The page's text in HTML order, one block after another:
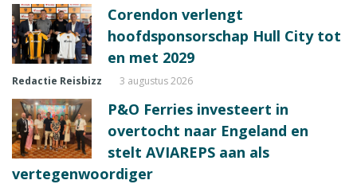
Corendon verlengt
hoofdsponsorschap Hull City tot
en met 2029
Redactie Reisbizz 3 augustus 2026
P&O Ferries investeert in
overtocht naar Engeland en
stelt AVIAREPS aan als
vertegenwoordiger